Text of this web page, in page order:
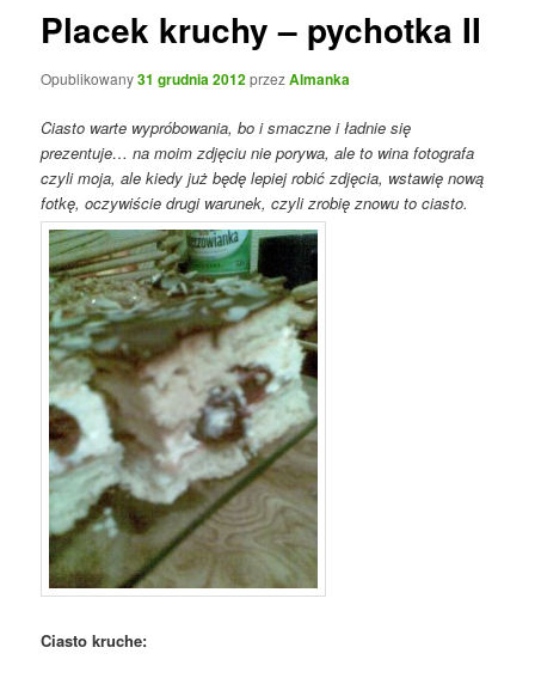
Placek kruchy – pychotka II
Opublikowany31 grudnia 2012przezAlmanka
Ciasto warte wypróbowania, bo i smaczne i ładnie się
prezentuje… na moim zdjęciu nie porywa, ale to wina fotografa
czyli moja, ale kiedy już będę lepiej robić zdjęcia, wstawię nową
fotkę, oczywiście drugi warunek, czyli zrobię znowu to ciasto.
Ciasto kruche: